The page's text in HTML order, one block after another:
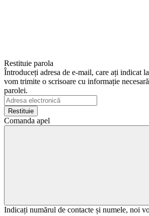
Restituie parola
Întroduceți adresa de e-mail, care ați indicat
vom trimite o scrisoare cu informație
parolei.
Restituie
Comanda apel
Indicați numărul de contacte și numele, noi